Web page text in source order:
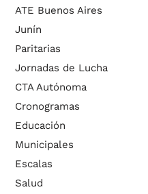
ATE Buenos Aires
Junín
Paritarias
Jornadas de Lucha
CTA Autónoma
Cronogramas
Educación
Municipales
Escalas
Salud